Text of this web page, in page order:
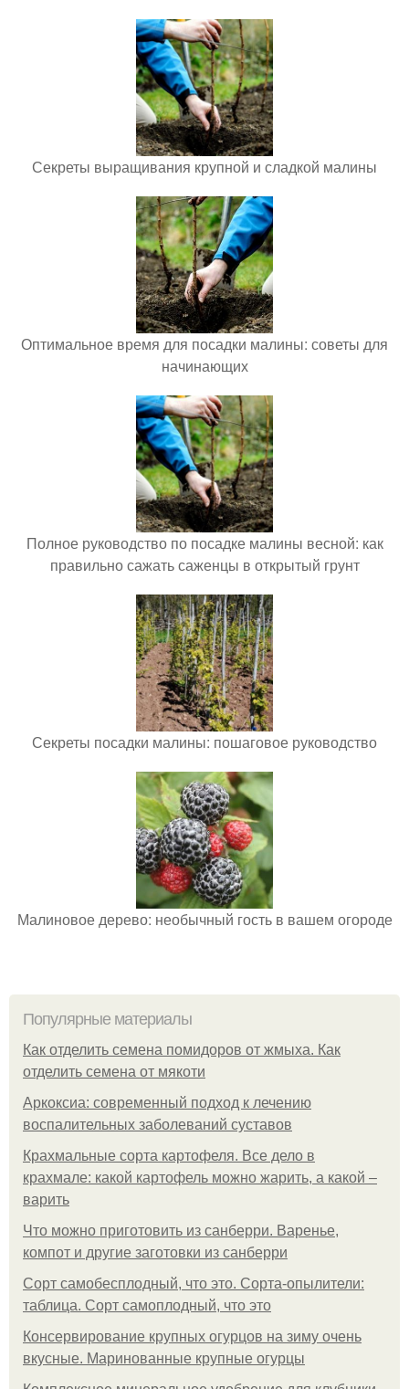
Секреты выращивания крупной и сладкой малины
Оптимальное время для посадки малины: советы для
начинающих
Полное руководство по посадке малины весной: как
правильно сажать саженцы в открытый грунт
Секреты посадки малины: пошаговое руководство
Малиновое дерево: необычный гость в вашем огороде
Популярные материалы
Как отделить семена помидоров от жмыха. Как
отделить семена от мякоти
Аркоксиа: современный подход к лечению
воспалительных заболеваний суставов
Крахмальные сорта картофеля. Все дело в
крахмале: какой картофель можно жарить, а какой –
варить
Что можно приготовить из санберри. Варенье,
компот и другие заготовки из санберри
Сорт самобесплодный, что это. Сорта-опылители:
таблица. Сорт самоплодный, что это
Консервирование крупных огурцов на зиму очень
вкусные. Маринованные крупные огурцы